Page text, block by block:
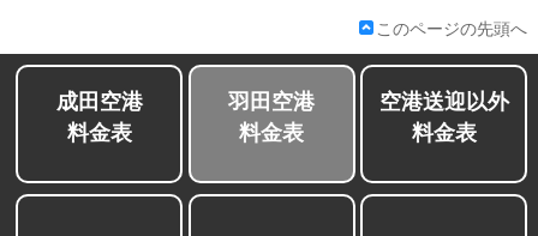
このページの先頭へ
成田空港
料金表
羽田空港
料金表
空港送迎以外
料金表